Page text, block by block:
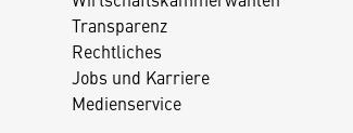
Transparenz
Rechtliches
Jobs und Karriere
Medienservice